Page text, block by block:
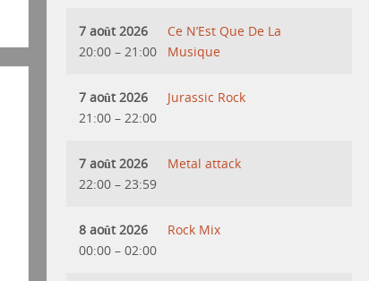
7 août 2026
20:00 – 21:00
Ce N’Est Que De La
Musique
7 août 2026
21:00 – 22:00
Jurassic Rock
7 août 2026
22:00 – 23:59
Metal attack
8 août 2026
00:00 – 02:00
Rock Mix